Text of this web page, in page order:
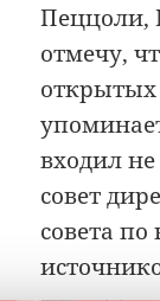
Пеццоли,
отмечу,
входил
совет
совета по